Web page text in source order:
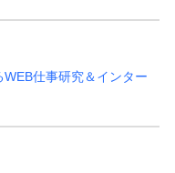
仕事研究＆インター